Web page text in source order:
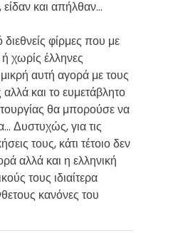
και απήλθαν…
φίρμες που με
χωρίς έλληνες
αυτή αγορά με τους
και το ευμετάβλητο
θα μπορούσε να
Δυστυχώς, για τις
τους, κάτι τέτοιο δεν
αλλά και η ελληνική
τους ιδιαίτερα
κανόνες του